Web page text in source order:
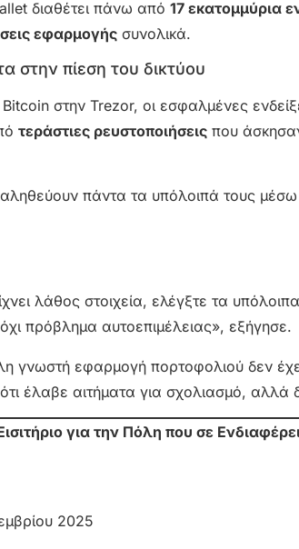
διαθέτει πάνω από 17 εκατομμύρια
εφαρμογής συνολικά.
στην πίεση του δικτύου
στην Trezor, οι εσφαλμένες
τεράστιες ρευστοποιήσεις που
πάντα τα υπόλοιπά τους μέσω
λάθος στοιχεία, ελέγξτε τα
πρόβλημα αυτοεπιμέλειας», εξήγησε.
γνωστή εφαρμογή πορτοφολιού δεν
έλαβε αιτήματα για σχολιασμό, αλλά
για την Πόλη που σε
2025